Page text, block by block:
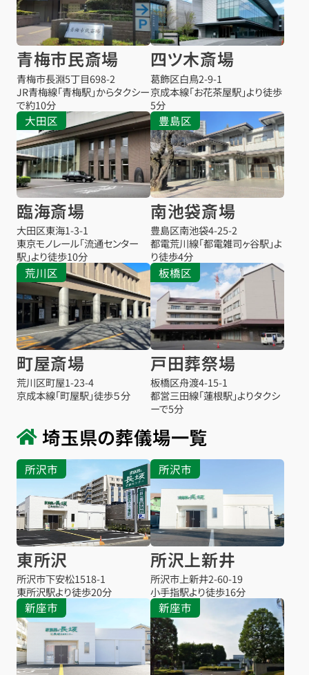
青梅市民斎場
青梅市長淵5丁目698-2
JR青梅線「青梅駅」からタクシー
で約10分
四ツ木斎場
葛飾区白鳥2-9-1
京成本線「お花茶屋駅」より徒歩
5分
大田区
臨海斎場
大田区東海1-3-1
東京モノレール「流通センター
駅」より徒歩10分
豊島区
南池袋斎場
豊島区南池袋4-25-2
都電荒川線「都電雑司ヶ谷駅」よ
り徒歩4分
荒川区
町屋斎場
荒川区町屋1-23-4
京成本線「町屋駅」徒歩５分
板橋区
戸田葬祭場
板橋区舟渡4-15-1
都営三田線「蓮根駅」よりタクシ
ーで5分
埼玉県の葬儀場一覧
所沢市
東所沢
所沢市下安松1518-1
東所沢駅より徒歩20分
所沢市
所沢上新井
所沢市上新井2-60-19
小手指駅より徒歩16分
新座市 新座市